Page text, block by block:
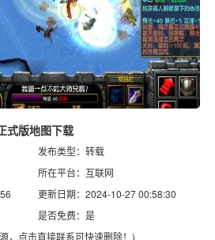
式版地图下载
发布类型：转载
所在平台：互联网
更新日期：2024-10-27 00:58:30
是否免费：是
，点击直接联系可快速删除！)